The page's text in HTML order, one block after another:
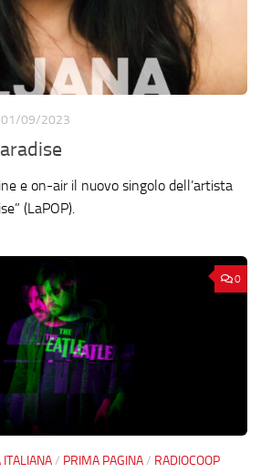
01/09/2023
e on-air il nuovo singolo dell’artista
(LaPOP).
0
ITALIANA/ PRIMA PAGINA/ RADIOCOOP